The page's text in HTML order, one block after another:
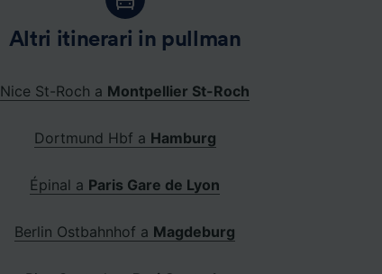
Altri itinerari in pullman
Nice St-Roch a Montpellier St-Roch
Dortmund Hbf a Hamburg
Épinal a Paris Gare de Lyon
Berlin Ostbahnhof a Magdeburg